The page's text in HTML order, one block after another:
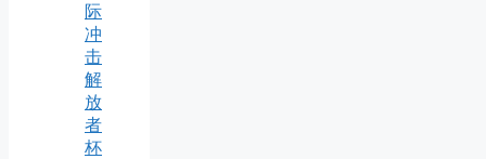
际
冲
击
解
放
者
杯